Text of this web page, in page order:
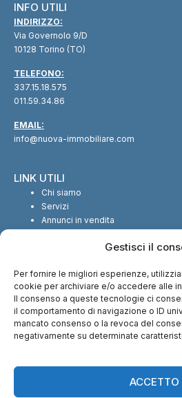
Gestisci il
Per fornire le migliori esperienze,
cookie per archiviare e/o accedere alle
Il consenso a queste tecnologie ci
il comportamento di navigazione o ID
mancato consenso o la revoca del
negativamente su determinate
ACCETTO
INFO UTILI
INDIRIZZO:
Via Governolo 9/D
10128 Torino (TO)
TELEFONO:
337.15.18.575
011.59.34.86
EMAIL:
info@nuova-immobiliare.com
LINK UTILI
Chi siamo
Servizi
Annunci in vendita
SEGUICI SUI SOCIAL
CI TROVI ANCHE